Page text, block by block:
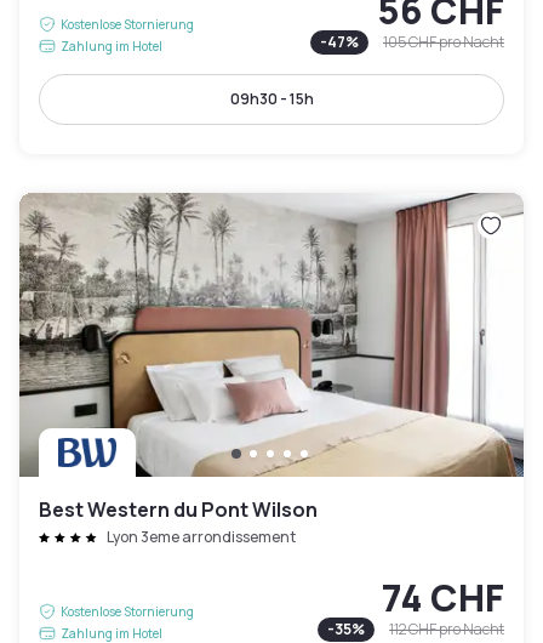
Kostenlose Stornierung
Zahlung im Hotel
56 CHF
-47% 105 CHFpro Nacht
09h30 - 15h
Best Western du Pont Wilson
Lyon 3eme arrondissement
Kostenlose Stornierung
Zahlung im Hotel
74 CHF
-35% 112 CHFpro Nacht